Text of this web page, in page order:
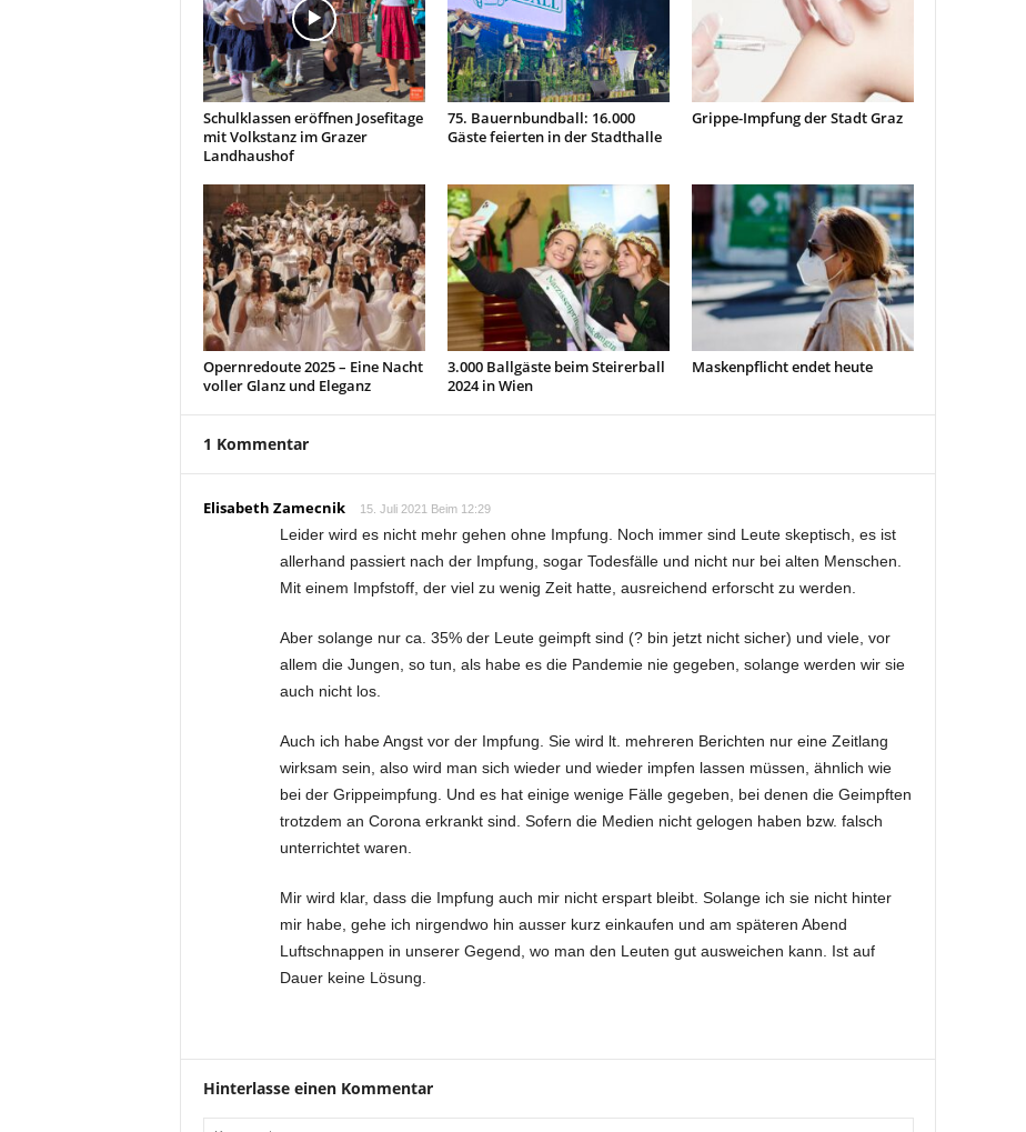
Schulklassen eröffnen Josefitage
mit Volkstanz im Grazer
Landhaushof
75. Bauernbundball: 16.000
Gäste feierten in der Stadthalle
Grippe-Impfung der Stadt Graz
Opernredoute 2025 – Eine Nacht
voller Glanz und Eleganz
3.000 Ballgäste beim Steirerball
2024 in Wien
Maskenpflicht endet heute
1 Kommentar
Elisabeth Zamecnik 15. Juli 2021 Beim 12:29
Leider wird es nicht mehr gehen ohne Impfung. Noch immer sind Leute skeptisch, es ist
allerhand passiert nach der Impfung, sogar Todesfälle und nicht nur bei alten Menschen.
Mit einem Impfstoff, der viel zu wenig Zeit hatte, ausreichend erforscht zu werden.
Aber solange nur ca. 35% der Leute geimpft sind (? bin jetzt nicht sicher) und viele, vor
allem die Jungen, so tun, als habe es die Pandemie nie gegeben, solange werden wir sie
auch nicht los.
Auch ich habe Angst vor der Impfung. Sie wird lt. mehreren Berichten nur eine Zeitlang
wirksam sein, also wird man sich wieder und wieder impfen lassen müssen, ähnlich wie
bei der Grippeimpfung. Und es hat einige wenige Fälle gegeben, bei denen die Geimpften
trotzdem an Corona erkrankt sind. Sofern die Medien nicht gelogen haben bzw. falsch
unterrichtet waren.
Mir wird klar, dass die Impfung auch mir nicht erspart bleibt. Solange ich sie nicht hinter
mir habe, gehe ich nirgendwo hin ausser kurz einkaufen und am späteren Abend
Luftschnappen in unserer Gegend, wo man den Leuten gut ausweichen kann. Ist auf
Dauer keine Lösung.
Hinterlasse einen Kommentar